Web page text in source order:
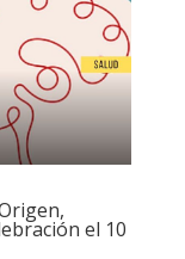
el 10